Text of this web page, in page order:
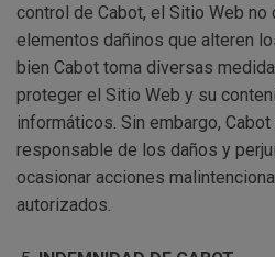
control de Cabot, el Sitio Web no
elementos dañinos que alteren
bien Cabot toma diversas
proteger el Sitio Web y su
informáticos. Sin embargo,
responsable de los daños y
ocasionar acciones
autorizados.